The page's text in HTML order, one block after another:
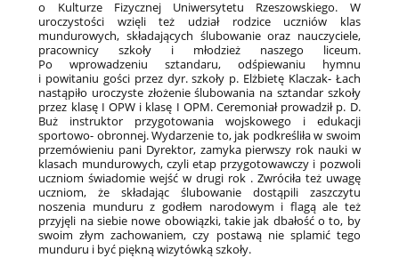
o Kulturze Fizycznej Uniwersytetu Rzeszowskiego. W
uroczystości wzięli też udział rodzice uczniów klas
mundurowych, składających ślubowanie oraz nauczyciele,
pracownicy szkoły i młodzież naszego liceum.
Po wprowadzeniu sztandaru, odśpiewaniu hymnu
i powitaniu gości przez dyr. szkoły p. Elżbietę Klaczak- Łach
nastąpiło uroczyste złożenie ślubowania na sztandar szkoły
przez klasę I OPW i klasę I OPM. Ceremoniał prowadził p. D.
Buż instruktor przygotowania wojskowego i edukacji
sportowo- obronnej. Wydarzenie to, jak podkreśliła w swoim
przemówieniu pani Dyrektor, zamyka pierwszy rok nauki w
klasach mundurowych, czyli etap przygotowawczy i pozwoli
uczniom świadomie wejść w drugi rok . Zwróciła też uwagę
uczniom, że składając ślubowanie dostąpili zaszczytu
noszenia munduru z godłem narodowym i flagą ale też
przyjęli na siebie nowe obowiązki, takie jak dbałość o to, by
swoim złym zachowaniem, czy postawą nie splamić tego
munduru i być piękną wizytówką szkoły.